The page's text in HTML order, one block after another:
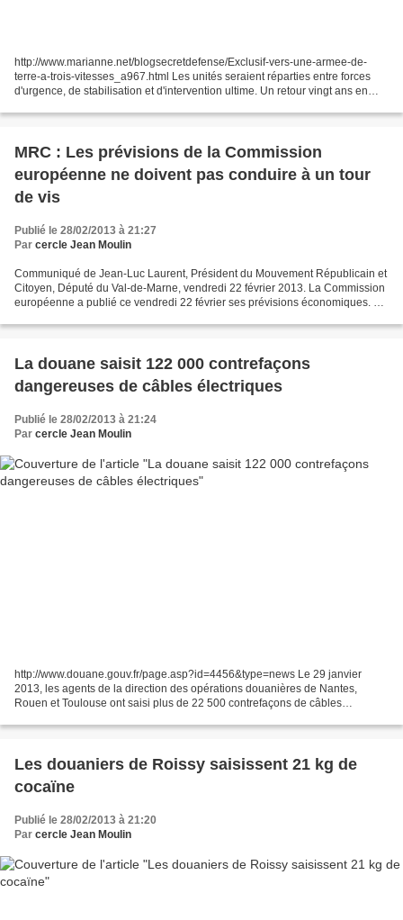
http://www.marianne.net/blogsecretdefense/Exclusif-vers-une-armee-de-
terre-a-trois-vitesses_a967.html Les unités seraient réparties entre forces
d'urgence, de stabilisation et d'intervention ultime. Un retour vingt ans en
MRC : Les prévisions de la Commission
européenne ne doivent pas conduire à un tour
de vis
Publié le 28/02/2013 à 21:27
Par cercle Jean Moulin
Communiqué de Jean-Luc Laurent, Président du Mouvement Républicain et
Citoyen, Député du Val-de-Marne, vendredi 22 février 2013. La Commission
européenne a publié ce vendredi 22 février ses prévisions économiques. La
La douane saisit 122 000 contrefaçons
dangereuses de câbles électriques
Publié le 28/02/2013 à 21:24
Par cercle Jean Moulin
http://www.douane.gouv.fr/page.asp?id=4456&type=news Le 29 janvier
2013, les agents de la direction des opérations douanières de Nantes,
Rouen et Toulouse ont saisi plus de 22 500 contrefaçons de câbles
Les douaniers de Roissy saisissent 21 kg de
cocaïne
Publié le 28/02/2013 à 21:20
Par cercle Jean Moulin